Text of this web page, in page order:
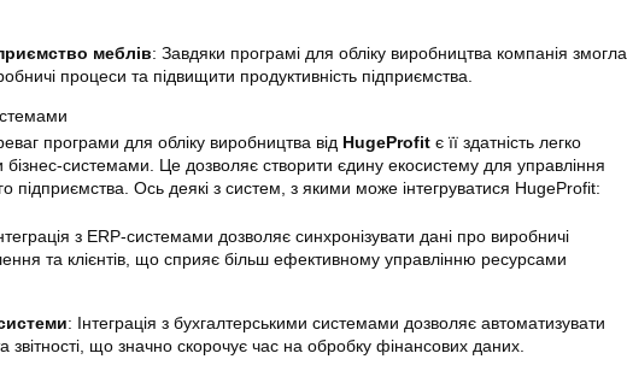
меблів: Завдяки програмі для обліку виробництва компанія змогла
процеси та підвищити продуктивність підприємства.
програми для обліку виробництва від HugeProfit є її здатність легко
бізнес-системами. Це дозволяє створити єдину екосистему для управління
підприємства. Ось деякі з систем, з якими може інтегруватися HugeProfit:
з ERP-системами дозволяє синхронізувати дані про виробничі
та клієнтів, що сприяє більш ефективному управлінню ресурсами
: Інтеграція з бухгалтерськими системами дозволяє автоматизувати
звітності, що значно скорочує час на обробку фінансових даних.